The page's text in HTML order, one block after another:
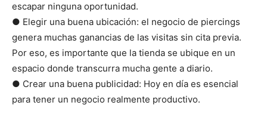
escapar ninguna oportunidad.
● Elegir una buena ubicación: el negocio de piercings
genera muchas ganancias de las visitas sin cita previa.
Por eso, es importante que la tienda se ubique en un
espacio donde transcurra mucha gente a diario.
● Crear una buena publicidad: Hoy en día es esencial
para tener un negocio realmente productivo.